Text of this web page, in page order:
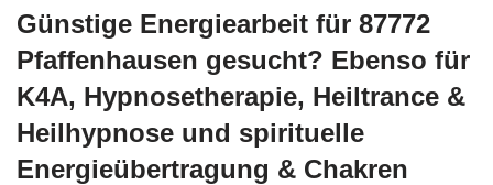
Günstige Energiearbeit für 87772
Pfaffenhausen gesucht? Ebenso für
K4A, Hypnosetherapie, Heiltrance &
Heilhypnose und spirituelle
Energieübertragung & Chakren